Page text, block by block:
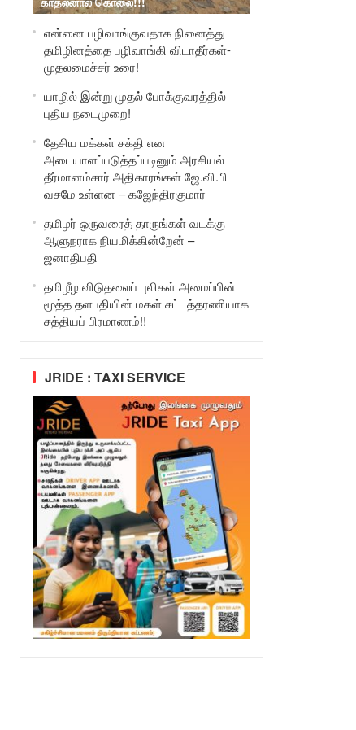
என்னை பழிவாங்குவதாக நினைத்து
தமிழினத்தை பழிவாங்கி விடாதீர்கள்-
முதலமைச்சர் உரை!
யாழில் இன்று முதல் போக்குவரத்தில்
புதிய நடைமுறை!
தேசிய மக்கள் சக்தி என
அடையாளப்படுத்தப்படினும் அரசியல்
தீர்மானம்சார் அதிகாரங்கள் ஜே.வி.பி
வசமே உள்ளன – கஜேந்திரகுமார்
தமிழர் ஒருவரைத் தாருங்கள் வடக்கு
ஆளுநராக நியமிக்கின்றேன் –
ஜனாதிபதி
தமிழீழ விடுதலைப் புலிகள் அமைப்பின்
மூத்த தளபதியின் மகள் சட்டத்தரணியாக
சத்தியப் பிரமாணம்!!
JRIDE : TAXI SERVICE